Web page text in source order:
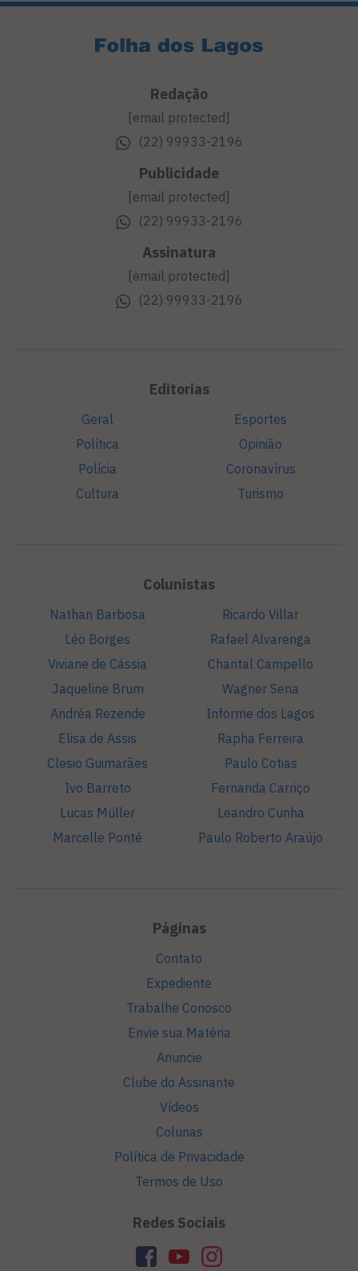
Redação
[email protected]
(22) 99933-2196
Publicidade
[email protected]
(22) 99933-2196
Assinatura
[email protected]
(22) 99933-2196
Editorias
Geral
Política
Polícia
Cultura
Esportes
Opinião
Coronavírus
Turismo
Colunistas
Nathan Barbosa
Léo Borges
Viviane de Cássia
Jaqueline Brum
Andréa Rezende
Elisa de Assis
Clesio Guimarães
Ivo Barreto
Lucas Müller
Marcelle Ponté
Ricardo Villar
Rafael Alvarenga
Chantal Campello
Wagner Sena
Informe dos Lagos
Rapha Ferreira
Paulo Cotias
Fernanda Carriço
Leandro Cunha
Paulo Roberto Araújo
Páginas
Contato
Expediente
Trabalhe Conosco
Envie sua Matéria
Anuncie
Clube do Assinante
Vídeos
Colunas
Política de Privacidade
Termos de Uso
Redes Sociais